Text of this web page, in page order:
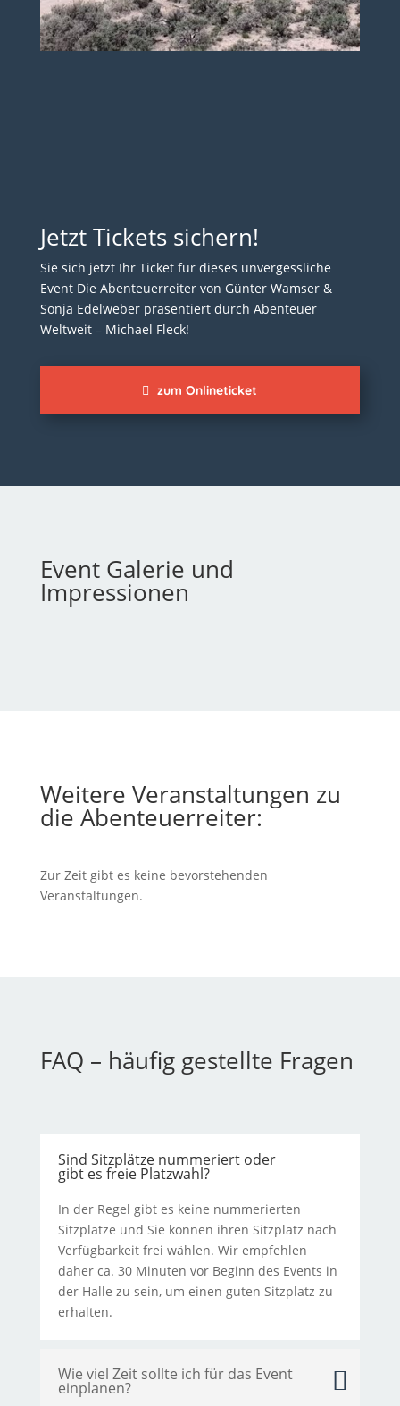
Jetzt Tickets sichern!
Sie sich jetzt Ihr Ticket für dieses unvergessliche
Event Die Abenteuerreiter von Günter Wamser &
Sonja Edelweber präsentiert durch Abenteuer
Weltweit – Michael Fleck!
zum Onlineticket
Event Galerie und
Impressionen
Weitere Veranstaltungen zu
die Abenteuerreiter:
Zur Zeit gibt es keine bevorstehenden
Veranstaltungen.
FAQ – häufig gestellte Fragen
Sind Sitzplätze nummeriert oder
gibt es freie Platzwahl?
In der Regel gibt es keine nummerierten
Sitzplätze und Sie können ihren Sitzplatz nach
Verfügbarkeit frei wählen. Wir empfehlen
daher ca. 30 Minuten vor Beginn des Events in
der Halle zu sein, um einen guten Sitzplatz zu
erhalten.
Wie viel Zeit sollte ich für das Event
einplanen?